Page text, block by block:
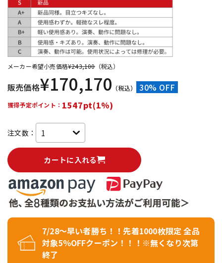
中古 ヴィンテージ
メーカー希望小売価格¥243,100（税込）
販売価格¥170,170 （税込） 30% OFF
獲得予定ポイント： 1547pt(1%)
注文数：
カートに入れる
7/28～早い者勝ち！！先着1000枚限定 全品
対象5％OFFクーポン！！！※無くなり次第
終了